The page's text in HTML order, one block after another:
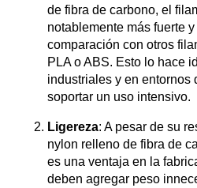
de fibra de carbono, el
notablemente más fuerte
comparación con otros
PLA o ABS. Esto lo hace
industriales y en entornos
soportar un uso intensivo.
Ligereza: A pesar de su
nylon relleno de fibra de
es una ventaja en la
deben agregar peso